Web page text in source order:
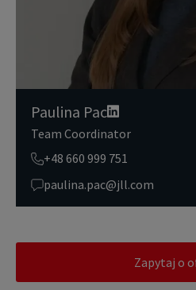
Paulina Pac
Team Coordinator
+48 660 999 751
paulina.pac@jll.com
Zapytaj o